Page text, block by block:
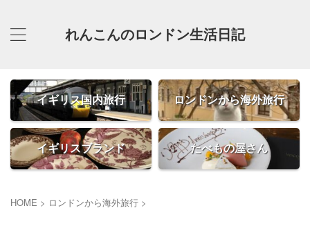
れんこんのロンドン生活日記
イギリス国内旅行 ロンドンから海外旅行
イギリスブランド たべもの屋さん
HOME > ロンドンから海外旅行 >